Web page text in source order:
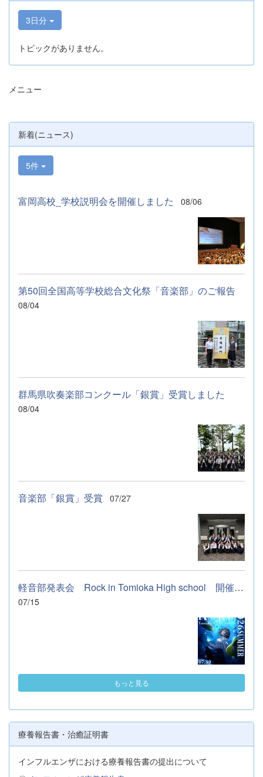
3日分
トピックがありません。
メニュー
新着(ニュース)
5件
富岡高校_学校説明会を開催しました 08/06
第50回全国高等学校総合文化祭「音楽部」のご報告
08/04
群馬県吹奏楽部コンクール「銀賞」受賞しました
08/04
音楽部「銀賞」受賞 07/27
軽音部発表会 Rock in Tomioka High school 開催します
07/15
もっと見る
療養報告書・治癒証明書
インフルエンザにおける療養報告書の提出について